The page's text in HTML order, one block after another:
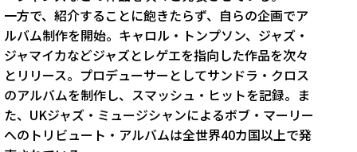
一方で、紹介することに飽きたらず、自らの企画でア
ルバム制作を開始。キャロル・トンプソン、ジャズ・
ジャマイカなどジャズとレゲエを指向した作品を次々
とリリース。プロデューサーとしてサンドラ・クロス
のアルバムを制作し、スマッシュ・ヒットを記録。ま
た、UKジャズ・ミュージシャンによるボブ・マーリー
へのトリビュート・アルバムは全世界40カ国以上で発